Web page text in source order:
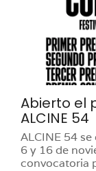
Abierto el
ALCINE 54
ALCINE 54
6 y 16 de
convocatoria